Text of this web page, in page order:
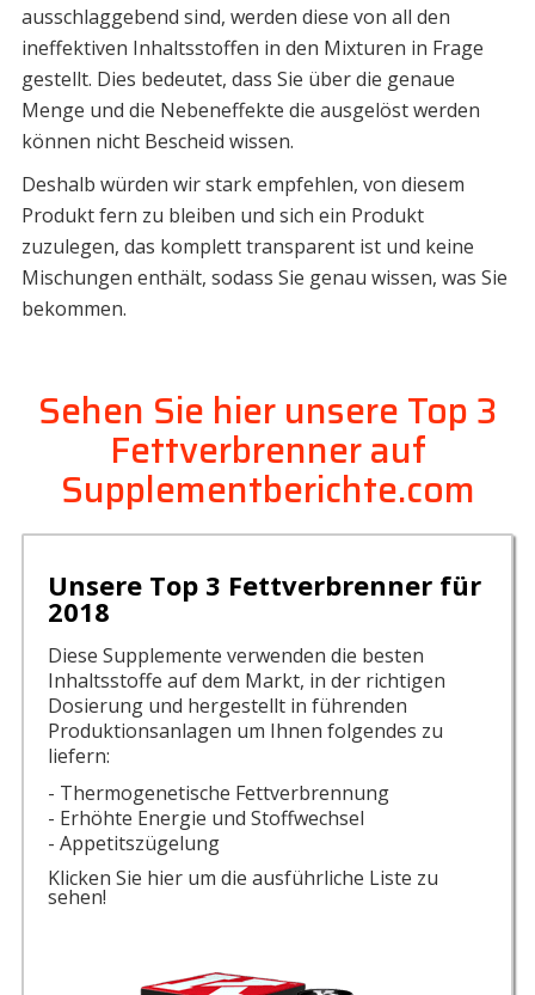
ausschlaggebend sind, werden diese von all den
ineffektiven Inhaltsstoffen in den Mixturen in Frage
gestellt. Dies bedeutet, dass Sie über die genaue
Menge und die Nebeneffekte die ausgelöst werden
können nicht Bescheid wissen.
Deshalb würden wir stark empfehlen, von diesem
Produkt fern zu bleiben und sich ein Produkt
zuzulegen, das komplett transparent ist und keine
Mischungen enthält, sodass Sie genau wissen, was Sie
bekommen.
Sehen Sie hier unsere Top 3
Fettverbrenner auf
Supplementberichte.com
Unsere Top 3 Fettverbrenner für
2018
Diese Supplemente verwenden die besten
Inhaltsstoffe auf dem Markt, in der richtigen
Dosierung und hergestellt in führenden
Produktionsanlagen um Ihnen folgendes zu
liefern:
- Thermogenetische Fettverbrennung
- Erhöhte Energie und Stoffwechsel
- Appetitszügelung
Klicken Sie hier um die ausführliche Liste zu
sehen!